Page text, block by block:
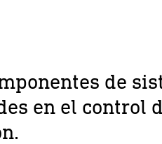
de
en el control